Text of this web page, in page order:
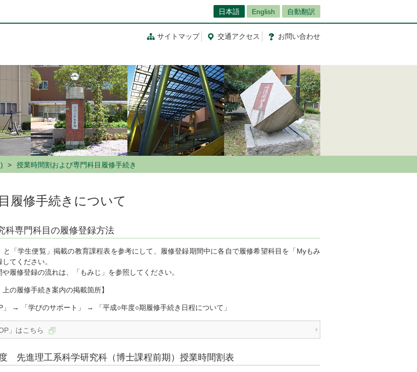
日本語 English 自動翻訳
サイトマップ 交通アクセス お問い合わせ
授業時間割および専門科目履修手続き
履修手続きについて
科専門科目の履修登録方法
と「学生便覧」掲載の教育課程表を参考にして、履修登録期間中に各自で履修希望科目を「Myもみ
てください。
や履修登録の流れは、「もみじ」を参照してください。
上の履修手続き案内の掲載箇所】
」 → 「学びのサポート」 → 「平成○年度○期履修手続き日程について」
」はこちら
先進理工系科学研究科（博士課程前期）授業時間割表